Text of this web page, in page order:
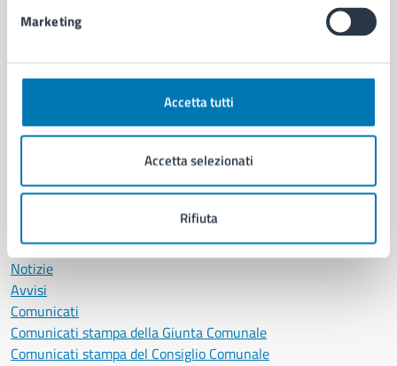
Marketing
Accetta tutti
Accetta selezionati
Rifiuta
Autorizzazioni
Cultura e tempo libero
Educazione e formazione
Giustizia e sicurezza pubblica
Salute, benessere e assistenza
Vita lavorativa
NOVITÀ
Notizie
Avvisi
Comunicati
Comunicati stampa della Giunta Comunale
Comunicati stampa del Consiglio Comunale